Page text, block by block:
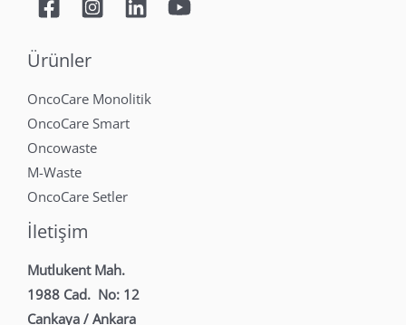
Ürünler
OncoCare Monolitik
OncoCare Smart
Oncowaste
M-Waste
OncoCare Setler
İletişim
Mutlukent Mah.
1988 Cad. No: 12
Cankaya / Ankara